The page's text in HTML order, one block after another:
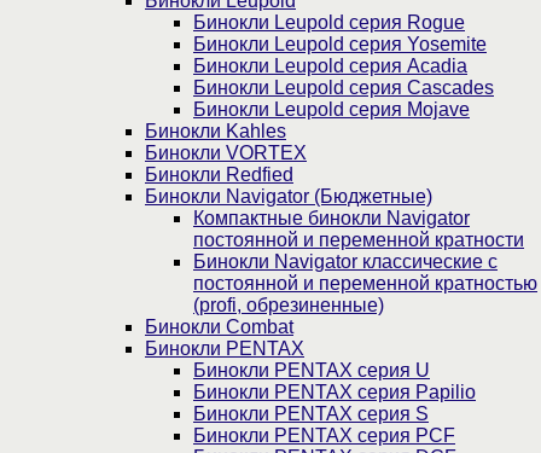
Бинокли Leupold серия Rogue
Бинокли Leupold серия Yosemite
Бинокли Leupold серия Acadia
Бинокли Leupold серия Cascades
Бинокли Leupold серия Mojave
Бинокли Kahles
Бинокли VORTEX
Бинокли Redfied
Бинокли Navigator (Бюджетные)
Компактные бинокли Navigator
постоянной и переменной кратности
Бинокли Navigator классические с
постоянной и переменной кратностью
(profi, обрезиненные)
Бинокли Combat
Бинокли PENTAX
Бинокли PENTAX серия U
Бинокли PENTAX серия Papilio
Бинокли PENTAX серия S
Бинокли PENTAX серия PCF